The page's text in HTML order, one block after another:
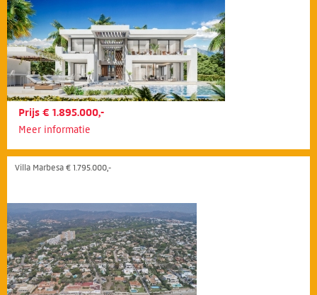
Prijs € 1.895.000,-
Meer informatie
Villa Marbesa € 1.795.000,-